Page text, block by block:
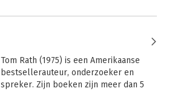
Tom Rath (1975) is een Amerikaanse
bestsellerauteur, onderzoeker en
spreker. Zijn boeken zijn meer dan 5